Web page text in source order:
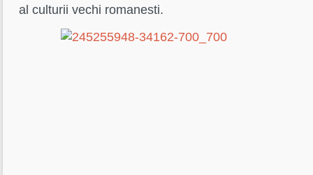
al culturii vechi romanesti.